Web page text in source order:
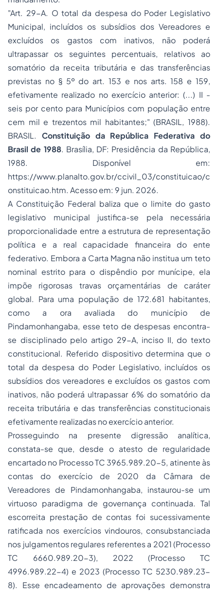
"Art. 29-A. O total da despesa do Poder Legislativo
Municipal, incluídos os subsídios dos Vereadores e
excluídos os gastos com inativos, não poderá
ultrapassar os seguintes percentuais, relativos ao
somatório da receita tributária e das transferências
previstas no § 5º do art. 153 e nos arts. 158 e 159,
efetivamente realizado no exercício anterior: (...) II -
seis por cento para Municípios com população entre
cem mil e trezentos mil habitantes;" (BRASIL, 1988).
BRASIL. Constituição da República Federativa do
Brasil de 1988. Brasília, DF: Presidência da República,
1988. Disponível em:
https://www.planalto.gov.br/ccivil_03/constituicao/c
onstituicao.htm. Acesso em: 9 jun. 2026.
A Constituição Federal baliza que o limite do gasto
legislativo municipal justifica-se pela necessária
proporcionalidade entre a estrutura de representação
política e a real capacidade financeira do ente
federativo. Embora a Carta Magna não institua um teto
nominal estrito para o dispêndio por munícipe, ela
impõe rigorosas travas orçamentárias de caráter
global. Para uma população de 172.681 habitantes,
como a ora avaliada do município de
Pindamonhangaba, esse teto de despesas encontra-
se disciplinado pelo artigo 29-A, inciso II, do texto
constitucional. Referido dispositivo determina que o
total da despesa do Poder Legislativo, incluídos os
subsídios dos vereadores e excluídos os gastos com
inativos, não poderá ultrapassar 6% do somatório da
receita tributária e das transferências constitucionais
efetivamente realizadas no exercício anterior.
Prosseguindo na presente digressão analítica,
constata-se que, desde o atesto de regularidade
encartado no Processo TC 3965.989.20-5, atinente às
contas do exercício de 2020 da Câmara de
Vereadores de Pindamonhangaba, instaurou-se um
virtuoso paradigma de governança continuada. Tal
escorreita prestação de contas foi sucessivamente
ratificada nos exercícios vindouros, consubstanciada
nos julgamentos regulares referentes a 2021 (Processo
TC 6660.989.20-3), 2022 (Processo TC
4996.989.22-4) e 2023 (Processo TC 5230.989.23-
8). Esse encadeamento de aprovações demonstra